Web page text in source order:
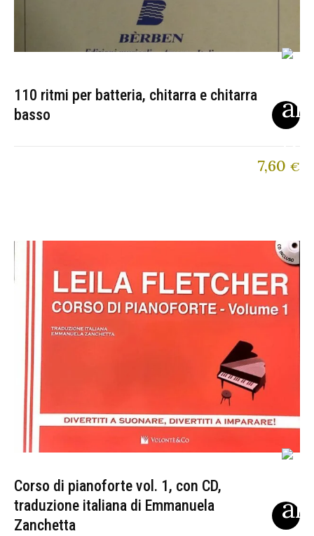
110 ritmi per batteria, chitarra e chitarra
basso
7,60 €
Corso di pianoforte vol. 1, con CD,
traduzione italiana di Emmanuela
Zanchetta